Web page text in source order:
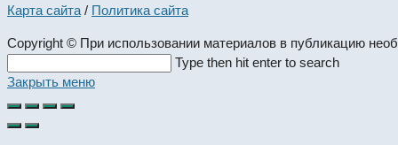
Карта сайта / Политика сайта
Copyright © При использовании материалов в публикацию
this
website
Type then hit enter to search
Закрыть меню